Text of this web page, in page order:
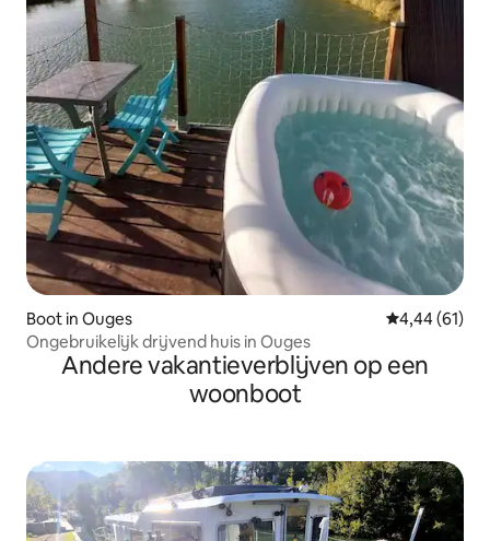
Boot in Ouges Gemiddelde
4,44 (61)
Ongebruikelijk drijvend huis in Ouges
Andere vakantieverblijven op een
woonboot